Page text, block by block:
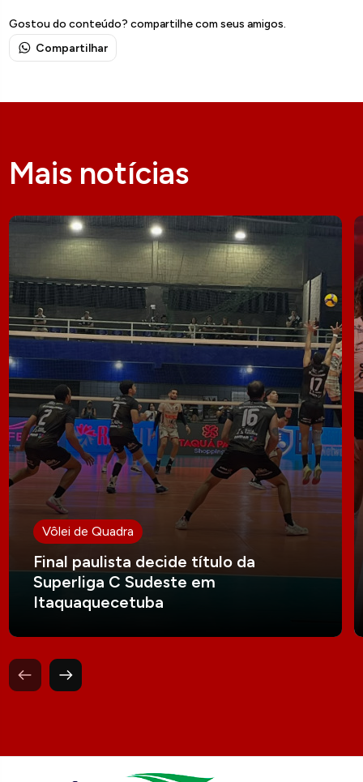
Gostou do conteúdo? compartilhe com seus amigos.
Compartilhar
Mais notícias
Vôlei de Quadra
Final paulista decide título da
Superliga C Sudeste em
Itaquaquecetuba